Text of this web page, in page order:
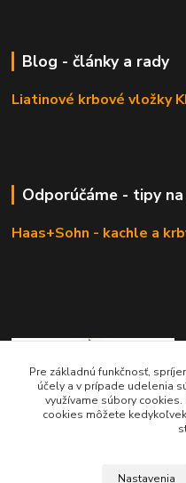
Blog - články a rady
Liatinové krbové vložky
Odporúčáme - tipy
Haas+Sohn - kachle a
KRBOVÉ - KACHLE - KRBY.SK
Pre základnú funkčnosť,
účely a v prípade udelenia
využívame súbory
cookies môžete
Nastavenia